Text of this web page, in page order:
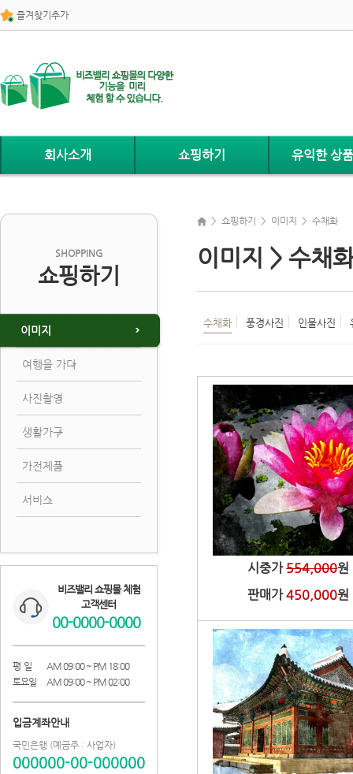
즐겨찾기추가
회사소개 쇼핑하기 유익한 상
SHOPPING
쇼핑하기
이미지
여행을 가다
사진촬영
생활가구
가전제품
서비스
비즈밸리 쇼핑몰 체험
고객센터
00-0000-0000
평 일
AM 09:00 ~ PM 18:00
토요일
AM 09:00 ~ PM 02:00
입금계좌안내
국민은행 (예금주 : 사업자)
000000-00-000000
> 쇼핑하기 > 이미지 > 수채화
이미지 > 수채
수채화 풍경사진 인물사진
Lotus flower close-up
시중가554,000원
판매가450,000원